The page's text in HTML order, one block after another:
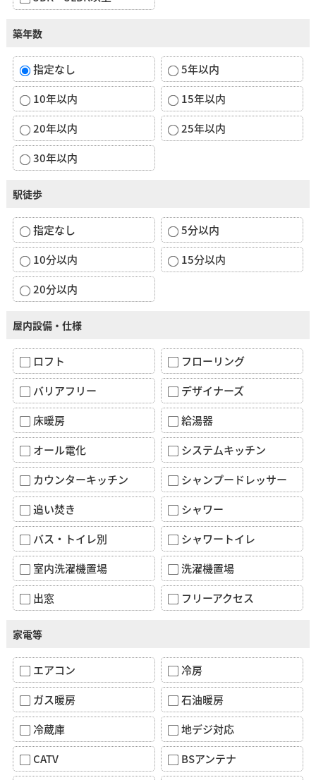
築年数
指定なし
5年以内
10年以内
15年以内
20年以内
25年以内
30年以内
駅徒歩
指定なし
5分以内
10分以内
15分以内
20分以内
屋内設備・仕様
ロフト
フローリング
バリアフリー
デザイナーズ
床暖房
給湯器
オール電化
システムキッチン
カウンターキッチン
シャンプードレッサー
追い焚き
シャワー
バス・トイレ別
シャワートイレ
室内洗濯機置場
洗濯機置場
出窓
フリーアクセス
家電等
エアコン
冷房
ガス暖房
石油暖房
冷蔵庫
地デジ対応
CATV
BSアンテナ